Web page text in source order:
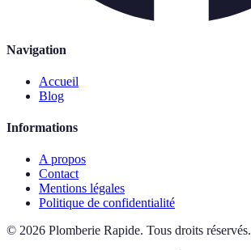
Navigation
Accueil
Blog
Informations
A propos
Contact
Mentions légales
Politique de confidentialité
© 2026 Plomberie Rapide. Tous droits réservés.